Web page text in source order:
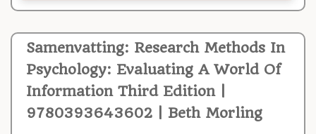
Samenvatting: Research Methods In
Psychology: Evaluating A World Of
Information Third Edition |
9780393643602 | Beth Morling